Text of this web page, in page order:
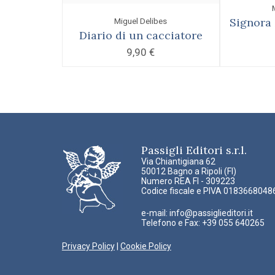
Miguel Delibes
Diario di un cacciatore
9,90€
Signora
Passigli Editori s.r.l.
Via Chiantigiana 62
50012 Bagno a Ripoli (FI)
Numero REA FI - 309223
Codice fiscale e PIVA
e-mail: info@passiglieditori.it
Telefono e Fax: +39 055 640265
Privacy Policy | Cookie Policy